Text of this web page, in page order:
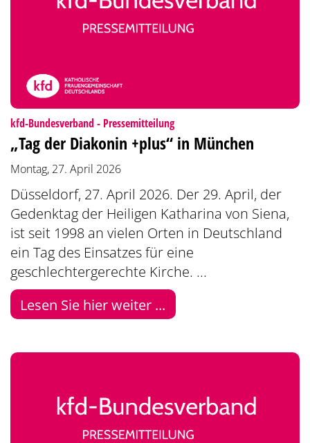
kfd-Bundesverband - Pressemitteilung:
„Tag der Diakonin +plus“ in München
Montag, 27. April 2026
Düsseldorf, 27. April 2026. Der 29. April, der
Gedenktag der Heiligen Katharina von Siena,
ist seit 1998 an vielen Orten in Deutschland
ein Tag des Einsatzes für eine
geschlechtergerechte Kirche. ...
Lesen Sie hier weiter ...